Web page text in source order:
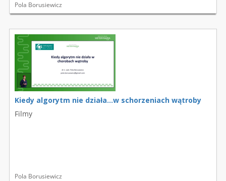
Pola Borusiewicz
Kiedy algorytm nie działa...w schorzeniach wątroby
Filmy
Pola Borusiewicz